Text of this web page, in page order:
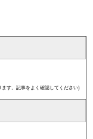
す。記事をよく確認してください)